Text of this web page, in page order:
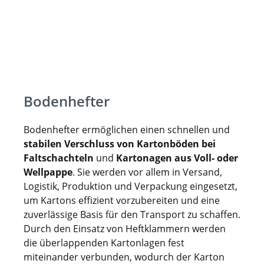
Bodenhefter
Bodenhefter ermöglichen einen schnellen und
stabilen Verschluss von Kartonböden bei
Faltschachteln und Kartonagen aus Voll- oder
Wellpappe. Sie werden vor allem in Versand,
Logistik, Produktion und Verpackung eingesetzt,
um Kartons effizient vorzubereiten und eine
zuverlässige Basis für den Transport zu schaffen.
Durch den Einsatz von Heftklammern werden
die überlappenden Kartonlagen fest
miteinander verbunden, wodurch der Karton